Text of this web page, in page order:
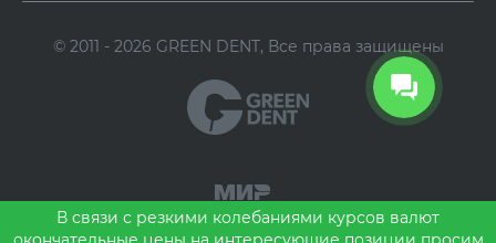
© 2011 - 2026 GREEN DENT, Все права защищены
В связи с резкими колебаниями курсов валют